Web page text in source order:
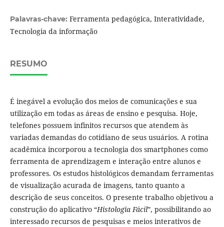
Palavras-chave: Ferramenta pedagógica, Interatividade,
Tecnologia da informação
RESUMO
É inegável a evolução dos meios de comunicações e sua
utilização em todas as áreas de ensino e pesquisa. Hoje,
telefones possuem infinitos recursos que atendem às
variadas demandas do cotidiano de seus usuários. A rotina
acadêmica incorporou a tecnologia dos smartphones como
ferramenta de aprendizagem e interação entre alunos e
professores. Os estudos histológicos demandam ferramentas
de visualização acurada de imagens, tanto quanto a
descrição de seus conceitos. O presente trabalho objetivou a
construção do aplicativo “Histologia Fácil”, possibilitando ao
interessado recursos de pesquisas e meios interativos de